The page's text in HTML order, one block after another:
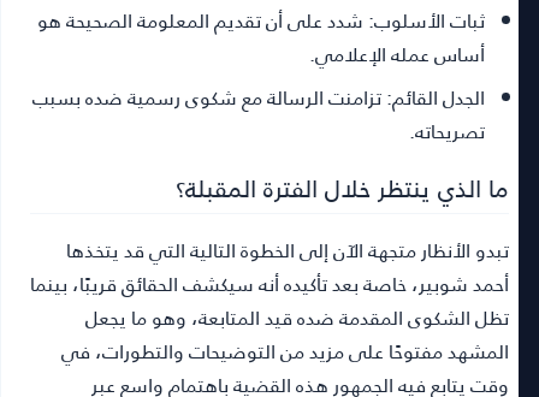
ثبات الأسلوب:شدد على أن تقديم المعلومة الصحيحة هو
أساس عمله الإعلامي.
الجدل القائم:تزامنت الرسالة مع شكوى رسمية ضده بسبب
تصريحاته.
ما الذي ينتظر خلال الفترة المقبلة؟
تبدو الأنظار متجهة الآن إلى الخطوة التالية التي قد يتخذها
أحمد شوبير، خاصة بعد تأكيده أنه سيكشف الحقائق قريبًا، بينما
تظل الشكوى المقدمة ضده قيد المتابعة، وهو ما يجعل
المشهد مفتوحًا على مزيد من التوضيحات والتطورات، في
وقت يتابع فيه الجمهور هذه القضية باهتمام واسع عبر